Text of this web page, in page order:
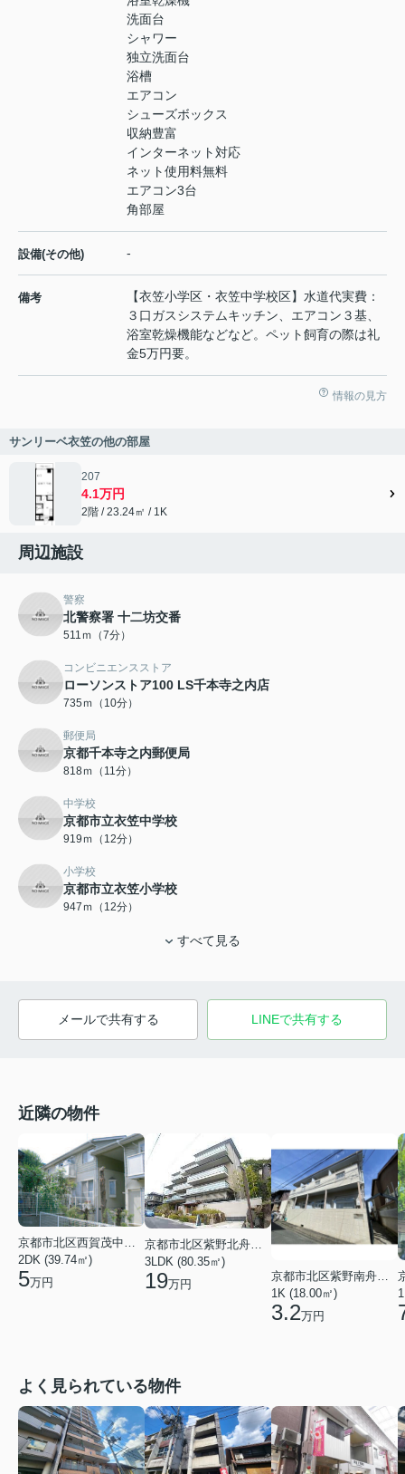
洗面台
シャワー
独立洗面台
浴槽
エアコン
シューズボックス
収納豊富
インターネット対応
ネット使用料無料
エアコン3台
角部屋
設備(その他) -
備考
【衣笠小学区・衣笠中学校区】水道代実費：
３口ガスシステムキッチン、エアコン３基、
浴室乾燥機能などなど。ペット飼育の際は礼
金5万円要。
情報の見方
サンリーベ衣笠の他の部屋
207
4.1万円
2階 / 23.24㎡ / 1K
周辺施設
警察
北警察署 十二坊交番
511ｍ（7分）
コンビニエンスストア
ローソンストア100 LS千本寺之内店
735ｍ（10分）
郵便局
京都千本寺之内郵便局
818ｍ（11分）
中学校
京都市立衣笠中学校
919ｍ（12分）
小学校
京都市立衣笠小学校
947ｍ（12分）
すべて見る
メールで共有する LINEで共有する
近隣の物件
2DK (39.74㎡)
5万円
3LDK (80.35㎡)
19万円
京都市北区紫野南舟岡町
1K (18.00㎡)
3.2万円
よく見られている物件